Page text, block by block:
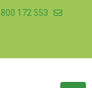
800 172 553